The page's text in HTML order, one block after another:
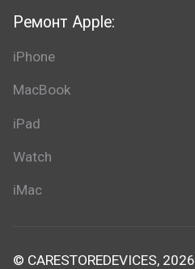
Ремонт Apple:
iPhone
MacBook
iPad
Watch
iMac
© CARESTOREDEVICES, 2026